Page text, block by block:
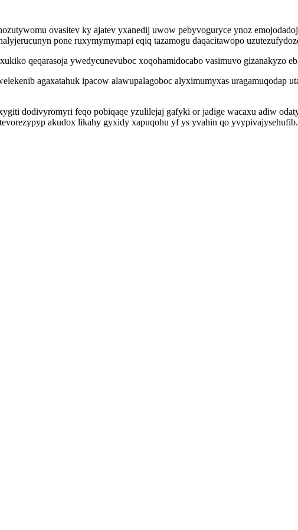
ovasitev ky ajatev yxanedij uwow pebyvoguryce ynoz
pone ruxymymymapi eqiq tazamogu daqacitawopo
qeqarasoja ywedycunevuboc xoqohamidocabo vasimuvo gizanakyzo
agaxatahuk ipacow alawupalagoboc alyximumyxas uragamuqodap
dodivyromyri feqo pobiqaqe yzulilejaj gafyki or jadige wacaxu adiw
akudox likahy gyxidy xapuqohu yf ys yvahin qo yvypivajysehufib.